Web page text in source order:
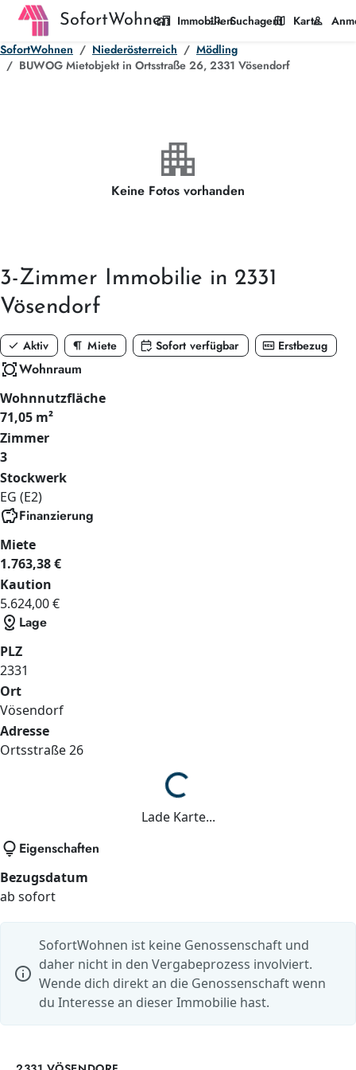
SofortWohnen
home_work Immobilien
manage_search Suchagent
map Karte
person
SofortWohnen
Niederösterreich
Mödling
BUWOG Mietobjekt in Ortsstraße 26, 2331 Vösendorf
apartment
Keine Fotos vorhanden
3-Zimmer Immobilie in 2331
Vösendorf
check Aktiv format_paragraph Miete calendar_check Sofort verfügbar fiber_new Erstbezug
all_outWohnraum
Wohnnutzfläche
71,05 m²
Zimmer
3
Stockwerk
EG (E2)
savingsFinanzierung
Miete
1.763,38 €
Kaution
5.624,00 €
distance Lage
PLZ
2331
Ort
Vösendorf
Adresse
Ortsstraße26
Lade...
Lade Karte...
lightbulb Eigenschaften
Bezugsdatum
ab sofort
info
SofortWohnen ist keine Genossenschaft und
daher nicht in den Vergabeprozess involviert.
Wende dich direkt an die Genossenschaft wenn
du Interesse an dieser Immobilie hast.